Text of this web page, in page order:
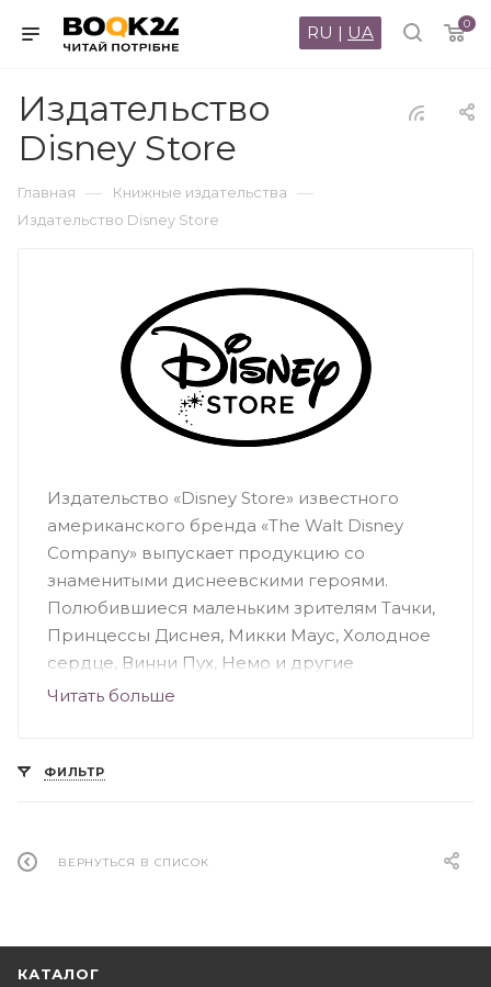
0
RU | UA
Издательство
Disney Store
Главная — Книжные издательства —
Издательство Disney Store
Издательство «Disney Store» известного
американского бренда «The Walt Disney
Company» выпускает продукцию со
знаменитыми диснеевскими героями.
Полюбившиеся маленьким зрителям Тачки,
Принцессы Диснея, Микки Маус, Холодное
сердце, Винни Пух, Немо и другие
персонажи есть в ассортименте
разный возраст читателей: от младенцев до
любимыми персонажами дети в игровой
Читать больше
ФИЛЬТР
ВЕРНУТЬСЯ В СПИСОК
КАТАЛОГ